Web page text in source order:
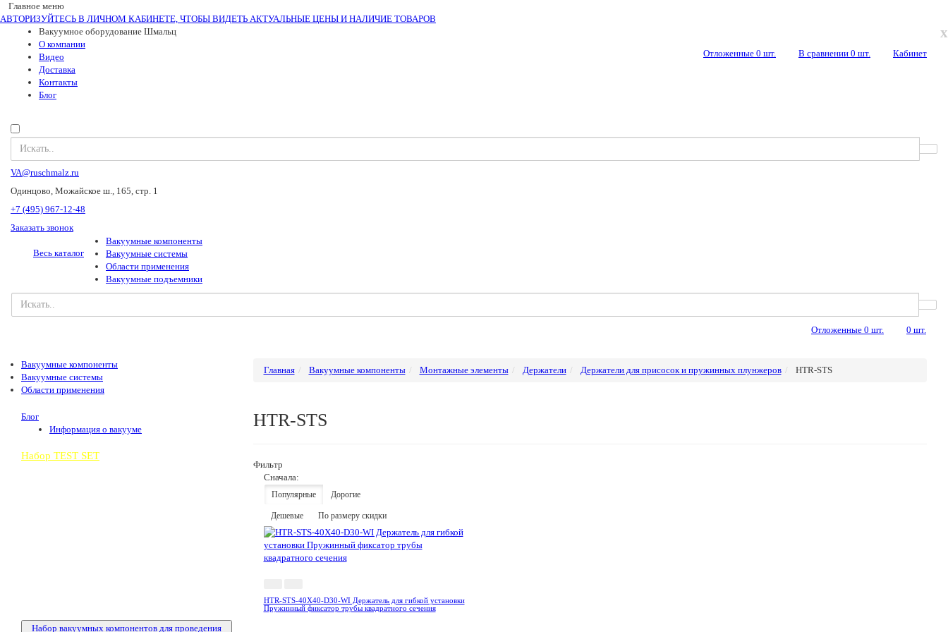
Главное меню
АВТОРИЗУЙТЕСЬ В ЛИЧНОМ КАБИНЕТЕ, ЧТОБЫ ВИДЕТЬ АКТУАЛЬНЫЕ ЦЕНЫ И НАЛИЧИЕ ТОВАРОВ
x
Вакуумное оборудование Шмальц
О компании
Видео
Доставка
Контакты
Блог
Отложенные 0 шт. В сравнении 0 шт. Кабинет
VA@ruschmalz.ru
Одинцово, Можайское ш., 165, стр. 1
+7 (495) 967-12-48
Заказать звонок
Весь каталог
Вакуумные компоненты
Вакуумные системы
Области применения
Вакуумные подъемники
Отложенные 0 шт. 0 шт.
Вакуумные компоненты
Вакуумные системы
Области применения
Блог
Информация о вакууме
Набор TEST SET
Набор вакуумных компонентов для проведения
Главная Вакуумные компоненты Монтажные элементы Держатели Держатели для присосок и пружинных плунжеров HTR-STS
HTR-STS
Фильтр
Сначала:
Популярные Дорогие
Дешевые По размеру скидки
HTR-STS-40X40-D30-WI Держатель для гибкой установки
Пружинный фиксатор трубы квадратного сечения